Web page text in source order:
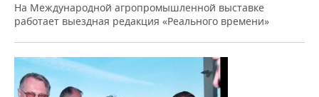
На Международной агропромышленной выставке
работает выездная редакция «Реального времени»